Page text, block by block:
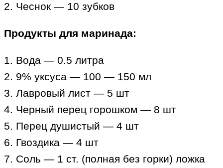
2. Чеснок — 10 зубков
Продукты для маринада:
1. Вода — 0.5 литра
2. 9% уксуса — 100 — 150 мл
3. Лавровый лист — 5 шт
4. Черный перец горошком — 8 шт
5. Перец душистый — 4 шт
6. Гвоздика — 4 шт
7. Соль — 1 ст. (полная без горки) ложка